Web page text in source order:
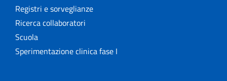
Registri e sorveglianze
Ricerca collaboratori
Scuola
Sperimentazione clinica fase I